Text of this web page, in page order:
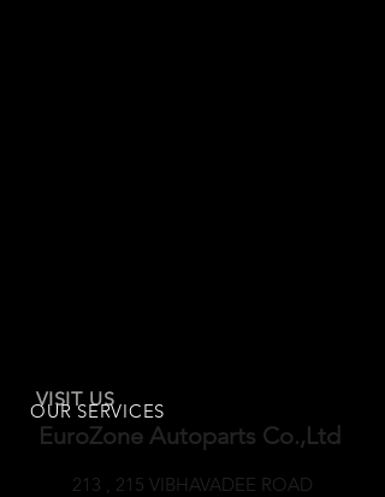
VISIT US
OUR SERVICES
EuroZone Autoparts Co.,Ltd
213 , 215 VIBHAVADEE ROAD